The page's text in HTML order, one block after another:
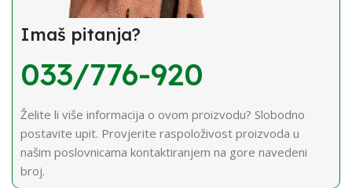
Imaš pitanja?
033/776-920
Želite li više informacija o ovom proizvodu? Slobodno
postavite upit. Provjerite raspoloživost proizvoda u
našim poslovnicama kontaktiranjem na gore navedeni
broj.